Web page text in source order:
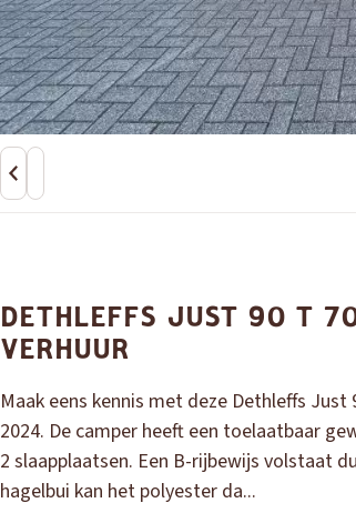
DETHLEFFS JUST 90 T
VERHUUR
Maak eens kennis met deze Dethleffs
2024. De camper heeft een toelaatbaar
2 slaapplaatsen. Een B-rijbewijs volstaat
hagelbui kan het polyester da...